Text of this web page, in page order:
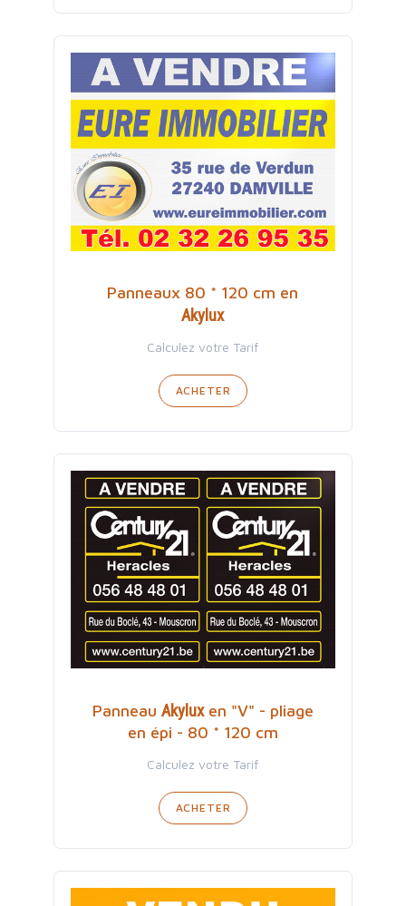
Panneaux 80 * 120 cm en
Akylux
Calculez votre Tarif
ACHETER
Panneau Akyluxen "V" - pliage
en épi - 80 * 120 cm
Calculez votre Tarif
ACHETER